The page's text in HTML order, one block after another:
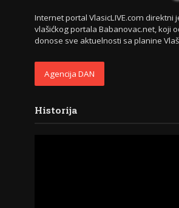
Internet portal VlasicLIVE.com direktni
vlašićkog portala Babanovac.net, koji
donose sve aktuelnosti sa planine
Agencija DAN
Historija